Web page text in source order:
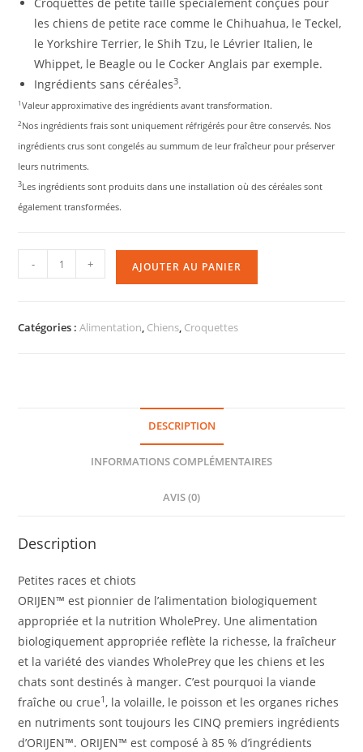
les chiens de petite race comme le Chihuahua, le Teckel,
le Yorkshire Terrier, le Shih Tzu, le Lévrier Italien, le
Whippet, le Beagle ou le Cocker Anglais par exemple.
Ingrédients sans céréales3.
1Valeur approximative des ingrédients avant transformation.
2Nos ingrédients frais sont uniquement réfrigérés pour être conservés. Nos
ingrédients crus sont congelés au summum de leur fraîcheur pour préserver
leurs nutriments.
3Les ingrédients sont produits dans une installation où des céréales sont
également transformées.
- + AJOUTER AU PANIER
Catégories :Alimentation, Chiens, Croquettes
DESCRIPTION
INFORMATIONS COMPLÉMENTAIRES
AVIS (0)
Description
Petites races et chiots
ORIJEN™ est pionnier de l’alimentation biologiquement
appropriée et la nutrition WholePrey. Une alimentation
biologiquement appropriée reflète la richesse, la fraîcheur
et la variété des viandes WholePrey que les chiens et les
chats sont destinés à manger. C’est pourquoi la viande
fraîche ou crue1, la volaille, le poisson et les organes riches
en nutriments sont toujours les CINQ premiers ingrédients
d’ORIJEN™. ORIJEN™ est composé à 85 % d’ingrédients